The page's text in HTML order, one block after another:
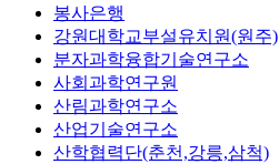
봉사은행
강원대학교부설유치원(원주)
분자과학융합기술연구소
사회과학연구원
산림과학연구소
산업기술연구소
산학협력단(춘천,강릉,삼척)